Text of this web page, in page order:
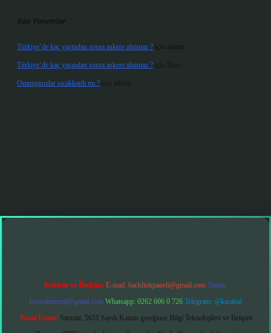
Son Yorumlar
Türkiye’de kaç yaşından sonra askere alınmaz ? için admin
Türkiye’de kaç yaşından sonra askere alınmaz ? için Ekin
Omurgasızlar sıcakkanlı mı ? için admin
giriş
Reklam ve İletişim: E-mail: backlinkpaneli@gmail.com Teams:
forumhizmeti@gmail.com Whatsapp: 0262 606 0 726 Telegram: @karabul
Yasal Uyarı: Sitemiz, 5651 Sayılı Kanun gereğince Bilgi Teknolojileri ve İletişim